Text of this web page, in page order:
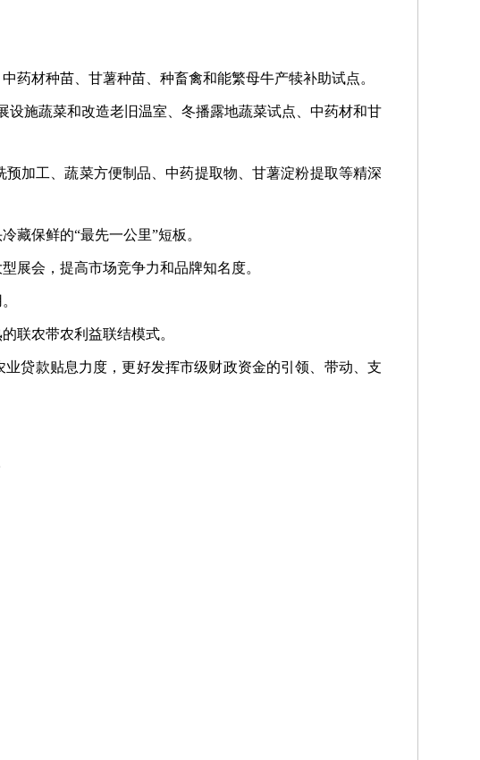
药材种苗、甘薯种苗、种畜禽和能繁母牛产犊补助试点。
设施蔬菜和改造老旧温室、冬播露地蔬菜试点、中药材和甘
加工、蔬菜方便制品、中药提取物、甘薯淀粉提取等精深
藏保鲜的“最先一公里”短板。
展会，提高市场竞争力和品牌知名度。
联农带农利益联结模式。
贷款贴息力度，更好发挥市级财政资金的引领、带动、支